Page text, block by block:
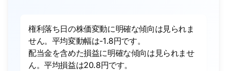
権利落ち日の株価変動に明確な傾向は見られま
せん。平均変動幅は-1.8円です。
配当金を含めた損益に明確な傾向は見られませ
ん。平均損益は20.8円です。